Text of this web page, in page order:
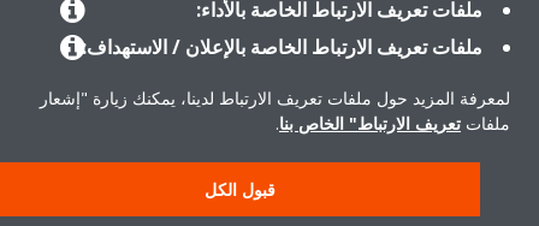
حول دايكن
حقوق النشر © دايكن
أخلاقيات الشركة
ملفات تعريف الارتباط الخاصة بالأداء:
ملفات تعريف الارتباط الخاصة بالإعلان / الاستهداف:
لمعرفة المزيد حول ملفات تعريف الارتباط لدينا، يمكنك زيارة "إشعار
ملفات تعريف الارتباط" الخاص بنا.
قبول الكل